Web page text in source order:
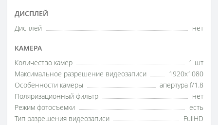
ДИСПЛЕЙ
Дисплей нет
КАМЕРА
Количество камер
1 шт
Максимальное разрешение видеозаписи
1920x1080
Особенности камеры
апертура f/1.8
Поляризационный фильтр
нет
Режим фотосъемки
есть
Тип разрешения видеозаписи
FullHD